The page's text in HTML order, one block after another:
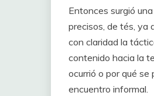
Entonces surgió
precisos, de tés, ya
con claridad la
contenido hacia la
ocurrió o por qué se
encuentro informal.